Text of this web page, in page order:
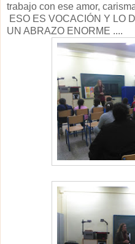
trabajo con ese amor,
ESO ES VOCACIÓN Y LO
UN ABRAZO ENORME ....